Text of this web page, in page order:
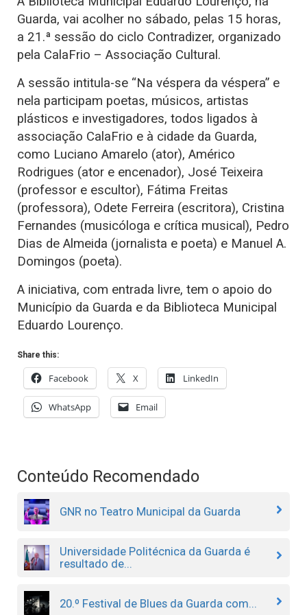
Guarda, vai acolher no sábado, pelas 15 horas,
a 21.ª sessão do ciclo Contradizer, organizado
pela CalaFrio – Associação Cultural.
A sessão intitula-se “Na véspera da véspera” e
nela participam poetas, músicos, artistas
plásticos e investigadores, todos ligados à
associação CalaFrio e à cidade da Guarda,
como Luciano Amarelo (ator), Américo
Rodrigues (ator e encenador), José Teixeira
(professor e escultor), Fátima Freitas
(professora), Odete Ferreira (escritora), Cristina
Fernandes (musicóloga e crítica musical), Pedro
Dias de Almeida (jornalista e poeta) e Manuel A.
Domingos (poeta).
A iniciativa, com entrada livre, tem o apoio do
Município da Guarda e da Biblioteca Municipal
Eduardo Lourenço.
Share this:
Facebook X LinkedIn
WhatsApp Email
Conteúdo Recomendado
GNR no Teatro Municipal da Guarda
Universidade Politécnica da Guarda é
resultado de...
20.º Festival de Blues da Guarda com...